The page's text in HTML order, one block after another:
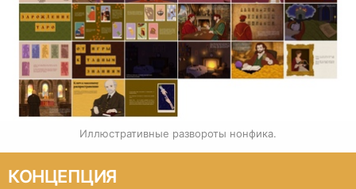
Иллюстративные развороты нонфика.
КОНЦЕПЦИЯ